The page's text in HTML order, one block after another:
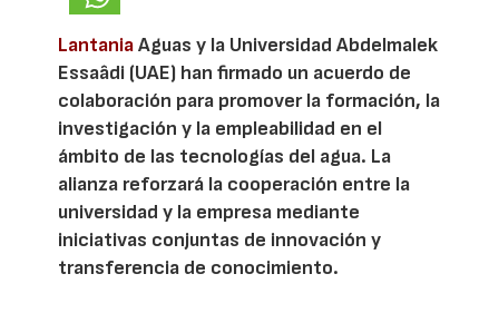
LantaniaAguas y la Universidad Abdelmalek
Essaâdi (UAE) han firmado un acuerdo de
colaboración para promover la formación, la
investigación y la empleabilidad en el
ámbito de las tecnologías del agua. La
alianza reforzará la cooperación entre la
universidad y la empresa mediante
iniciativas conjuntas de innovación y
transferencia de conocimiento.